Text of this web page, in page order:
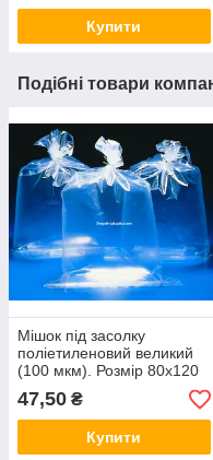
Купити
Подібні товари
Мішок під засолку
поліетиленовий великий
(100 мкм). Розмір 80х120
см.
47,50 ₴
Купити